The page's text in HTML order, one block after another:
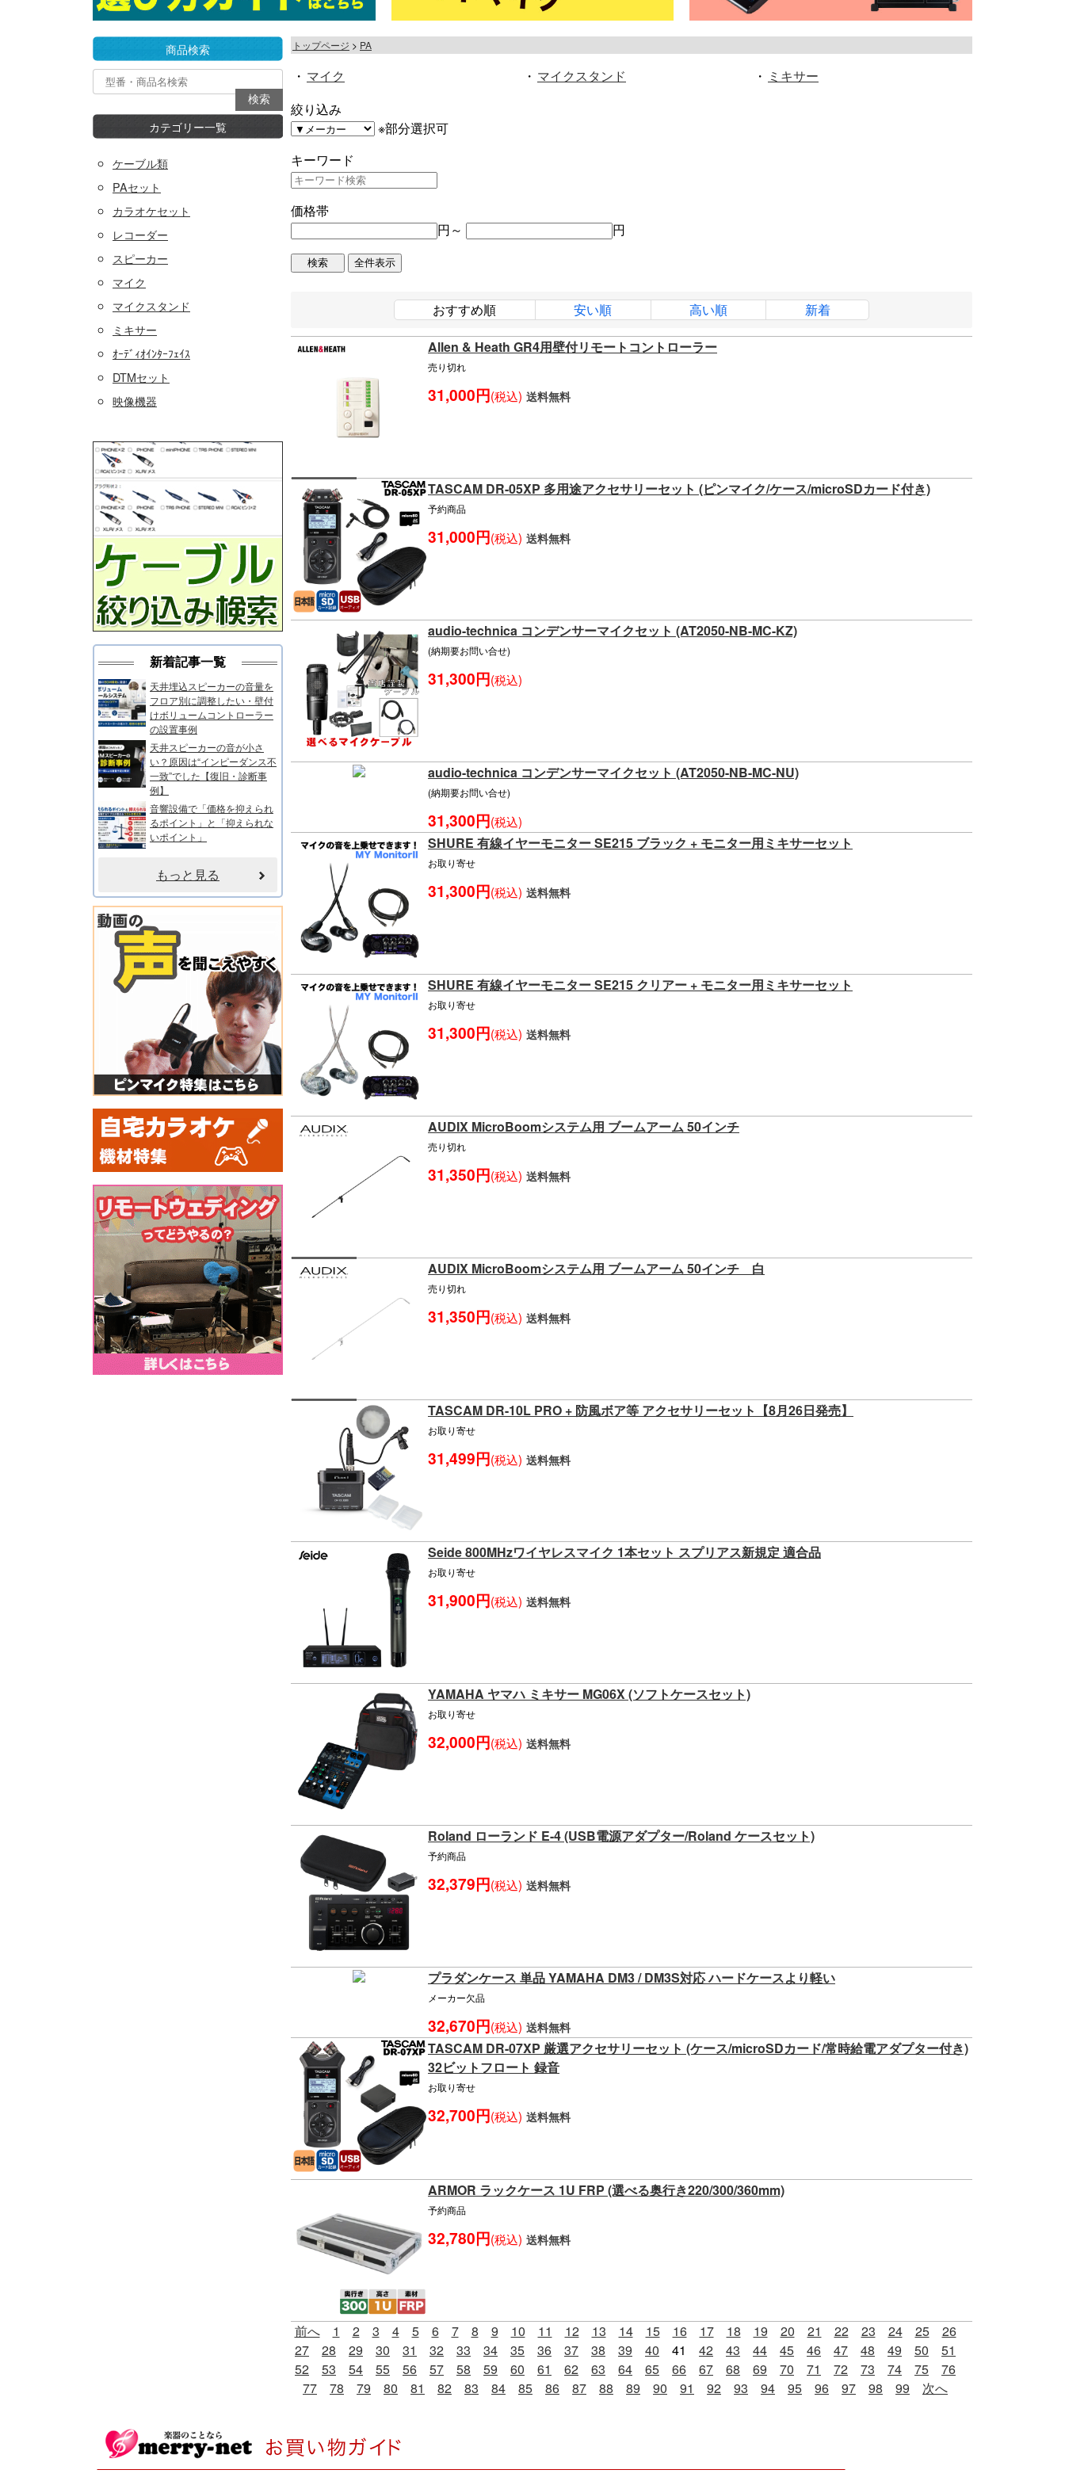
トップページ PA
・ マイク ・ マイクスタンド ・ ミキサー
絞り込み
※部分選択可
キーワード
価格帯
円～
円
おすすめ順 安い順 高い順 新着
Allen & Heath GR4用壁付リモートコントローラー
売り切れ
31,000円(税込) 送料無料
TASCAM DR-05XP 多用途アクセサリーセット (ピンマイク/ケース/microSDカード付き)
予約商品
31,000円(税込) 送料無料
audio-technica コンデンサーマイクセット (AT2050-NB-MC-KZ)
(納期要お問い合せ)
31,300円(税込)
audio-technica コンデンサーマイクセット (AT2050-NB-MC-NU)
(納期要お問い合せ)
31,300円(税込)
SHURE 有線イヤーモニター SE215 ブラック + モニター用ミキサーセット
お取り寄せ
31,300円(税込) 送料無料
SHURE 有線イヤーモニター SE215 クリアー + モニター用ミキサーセット
お取り寄せ
31,300円(税込) 送料無料
AUDIX MicroBoomシステム用 ブームアーム 50インチ
売り切れ
31,350円(税込) 送料無料
AUDIX MicroBoomシステム用 ブームアーム 50インチ 白
売り切れ
31,350円(税込) 送料無料
TASCAM DR-10L PRO + 防風ボア等 アクセサリーセット【8月26日発売】
お取り寄せ
31,499円(税込) 送料無料
Seide 800MHzワイヤレスマイク 1本セット スプリアス新規定 適合品
お取り寄せ
31,900円(税込) 送料無料
YAMAHA ヤマハ ミキサー MG06X (ソフトケースセット)
お取り寄せ
32,000円(税込) 送料無料
Roland ローランド E-4 (USB電源アダプター/Roland ケースセット)
予約商品
32,379円(税込) 送料無料
プラダンケース 単品 YAMAHA DM3 / DM3S対応 ハードケースより軽い
メーカー欠品
32,670円(税込) 送料無料
TASCAM DR-07XP 厳選アクセサリーセット (ケース/microSDカード/常時給電アダプター付き)
32ビットフロート 録音
お取り寄せ
32,700円(税込) 送料無料
ARMOR ラックケース 1U FRP (選べる奥行き220/300/360mm)
予約商品
32,780円(税込) 送料無料
前へ 1 2 3 4 5 6 7 8 9 10 11 12 13 14 15 16 17 18 19 20 21 22 23 24 25
26
27
28 29 30 31 32 33 34 35 36 37 38 39 40 41 42 43 44 45 46 47 48 49 50
51
52
53 54 55 56 57 58 59 60 61 62 63 64 65 66 67 68 69 70 71 72 73 74 75
76
77
78 79 80 81 82 83 84 85 86 87 88 89 90 91 92 93 94 95 96 97 98 99 次へ
商品検索
カテゴリー一覧
ケーブル類
PAセット
カラオケセット
レコーダー
スピーカー
マイク
マイクスタンド
ミキサー
ｵｰﾃﾞｨｵｲﾝﾀｰﾌｪｲｽ
DTMセット
映像機器
新着記事一覧
天井埋込スピーカーの音量を
フロア別に調整したい・壁付
けボリュームコントローラー
の設置事例
天井スピーカーの音が小さ
い？原因は“インピーダンス不
一致”でした【復旧・診断事
例】
音響設備で「価格を抑えられ
るポイント」と「抑えられな
いポイント」
もっと見る